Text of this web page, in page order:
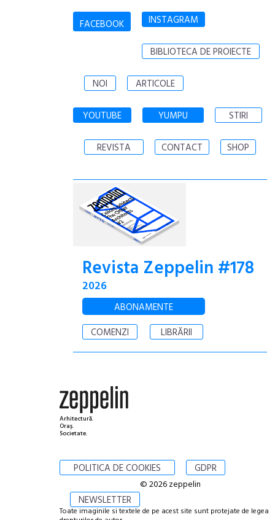
FACEBOOK INSTAGRAM
BIBLIOTECA DE PROIECTE
NOI ARTICOLE
YOUTUBE YUMPU STIRI
REVISTA CONTACT SHOP
Revista Zeppelin #178
2026
ABONAMENTE
COMENZI
LIBRĂRII
Arhitectură.
Oraș.
Societate.
POLITICA DE COOKIES GDPR
NEWSLETTER
© 2026 zeppelin
Toate imaginile si textele de pe acest site sunt protejate de legea